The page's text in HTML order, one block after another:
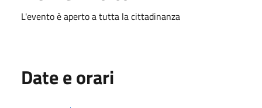
L'evento è aperto a tutta la cittadinanza
Date e orari